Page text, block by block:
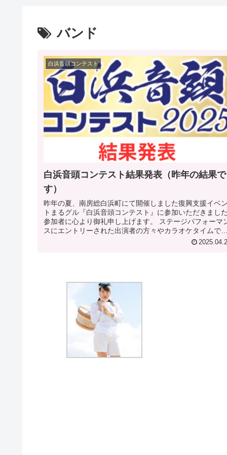
バンド
白浜音頭コンテスト
白浜音頭コンテスト結果発表（昨年の結果で
す）
昨年の夏、南房総白浜町にて開催しました復興支援イベ
トまるグル『白浜音頭コンテスト』に参加いただきまし
参加者に心より御礼申し上げます。 ステージパフォーマン
スにエントリーされた出演者の方々やカラオケタイムで